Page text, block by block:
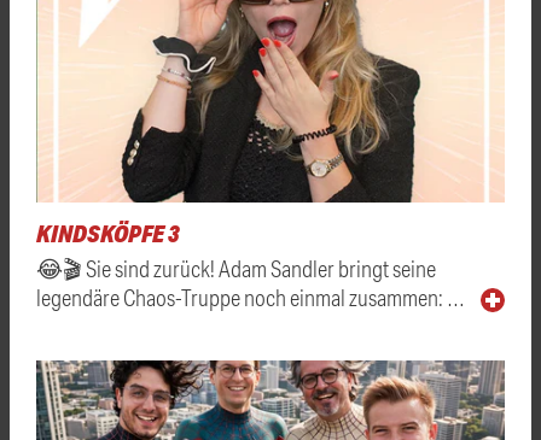
KINDSKÖPFE 3
😂🎬 Sie sind zurück! Adam Sandler bringt seine
legendäre Chaos-Truppe noch einmal zusammen: …